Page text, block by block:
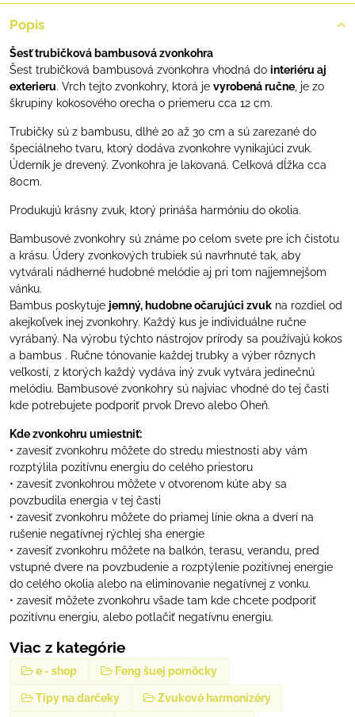
Popis
Šesť trubičková bambusová zvonkohra
Šest trubičková bambusová zvonkohra vhodná do interiéru aj
exterieru. Vrch tejto zvonkohry, ktorá je vyrobená ručne , je zo
škrupiny kokosového orecha o priemeru cca 12 cm.
Trubičky sú z bambusu, dlhé 20 až 30 cm a sú zarezané do
špeciálneho tvaru, ktorý dodáva zvonkohre vynikajúci zvuk.
Úderník je drevený. Zvonkohra je lakovaná. Celková dĺžka cca
80cm.
Produkujú krásny zvuk, ktorý prináša harmóniu do okolia.
Bambusové zvonkohry sú známe po celom svete pre ich čistotu
a krásu. Údery zvonkových trubiek sú navrhnuté tak, aby
vytvárali nádherné hudobné melódie aj pri tom najjemnejšom
vánku.
Bambus poskytuje jemný, hudobne očarujúci zvuk na rozdiel od
akejkoľvek inej zvonkohry. Každý kus je individuálne ručne
vyrábaný. Na výrobu týchto nástrojov prírody sa používajú kokos
a bambus . Ručne tónovanie každej trubky a výber rôznych
veľkostí, z ktorých každý vydáva iný zvuk vytvára jedinečnú
melódiu. Bambusové zvonkohry sú najviac vhodné do tej časti
kde potrebujete podporiť prvok Drevo alebo Oheň.
Kde zvonkohru umiestniť:
• zavesiť zvonkohru môžete do stredu miestnosti aby vám
rozptýlila pozitívnu energiu do celého priestoru
• zavesiť zvonkohrou môžete v otvorenom kúte aby sa
povzbudila energia v tej časti
• zavesiť zvonkohru môžete do priamej línie okna a dverí na
rušenie negatívnej rýchlej sha energie
• zavesiť zvonkohru môžete na balkón, terasu, verandu, pred
vstupné dvere na povzbudenie a rozptýlenie pozitívnej energie
do celého okolia alebo na eliminovanie negatívnej z vonku.
• zavesiť môžete zvonkohru všade tam kde chcete podporiť
pozitívnu energiu, alebo potlačiť negatívnu energiu.
Viac z kategórie
e - shop Feng šuej pomôcky
Tipy na darčeky Zvukové harmonizéry